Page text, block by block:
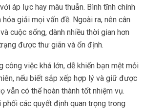
áp lực hay mâu thuẫn. Bình tĩnh chính
giải mọi vấn đề. Ngoài ra, nên cân
cuộc sống, dành nhiều thời gian hơn
được thư giãn và ổn định.
công việc khá lớn, dễ khiến bạn mệt mỏi
nếu biết sắp xếp hợp lý và giữ được
vẫn có thể hoàn thành tốt nhiệm vụ.
phối các quyết định quan trọng trong